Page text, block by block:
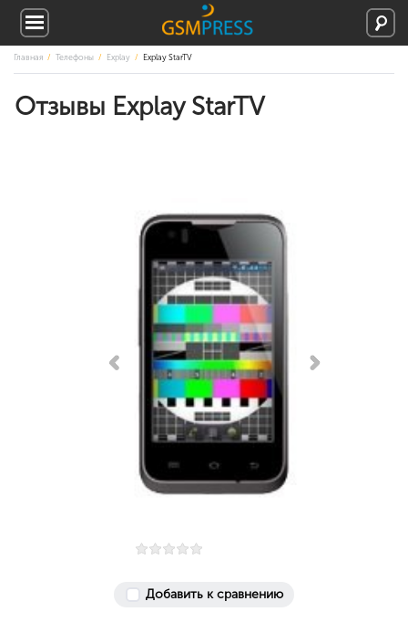
Главная Телефоны Explay Explay StarTV
Отзывы Explay StarTV
Добавить к сравнению